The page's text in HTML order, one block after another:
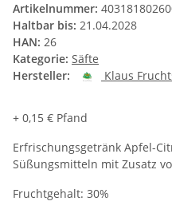
Artikelnummer:
Haltbar bis: 21.04.2028
HAN: 26
Kategorie: Säfte
Hersteller:
Klaus
+ 0,15 € Pfand
Erfrischungsgetränk Apfel-
Süßungsmitteln mit Zusatz
Fruchtgehalt: 30%